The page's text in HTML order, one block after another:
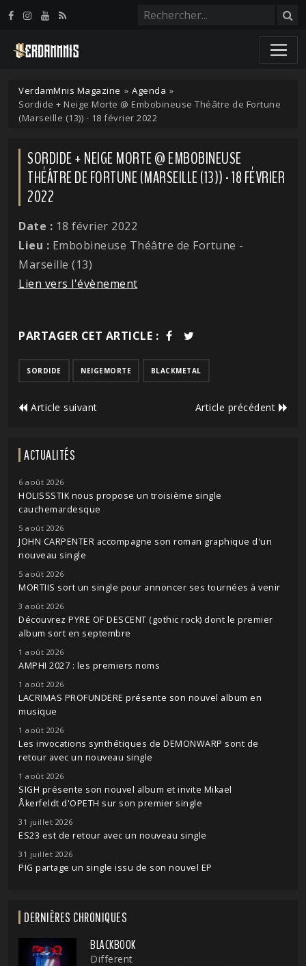
VerdamMnis Magazine » Agenda »
Sordide + Neige Morte @ Embobineuse Théâtre de Fortune
(Marseille (13)) - 18 février 2022
SORDIDE + NEIGE MORTE @ EMBOBINEUSE
THÉÂTRE DE FORTUNE (MARSEILLE (13)) - 18 FÉVRIER
2022
Date : 18 février 2022
Lieu : Embobineuse Théâtre de Fortune -
Marseille (13)
Lien vers l'évènement
PARTAGER CET ARTICLE :
SORDIDE NEIGEMORTE BLACKMETAL
Article suivant Article précédent
ACTUALITÉS
6 août 2026
HOLISSSTIK nous propose un troisième single
cauchemardesque
5 août 2026
JOHN CARPENTER accompagne son roman graphique d'un
nouveau single
5 août 2026
MORTIIS sort un single pour annoncer ses tournées à venir
3 août 2026
Découvrez PYRE OF DESCENT (gothic rock) dont le premier
album sort en septembre
1 août 2026
AMPHI 2027 : les premiers noms
1 août 2026
LACRIMAS PROFUNDERE présente son nouvel album en
musique
1 août 2026
Les invocations synthétiques de DEMONWARP sont de
retour avec un nouveau single
1 août 2026
SIGH présente son nouvel album et invite Mikael
Åkerfeldt d'OPETH sur son premier single
31 juillet 2026
ES23 est de retour avec un nouveau single
31 juillet 2026
PIG partage un single issu de son nouvel EP
DERNIÈRES CHRONIQUES
BLACKBOOK
Different
Panneau de gestion des cookies